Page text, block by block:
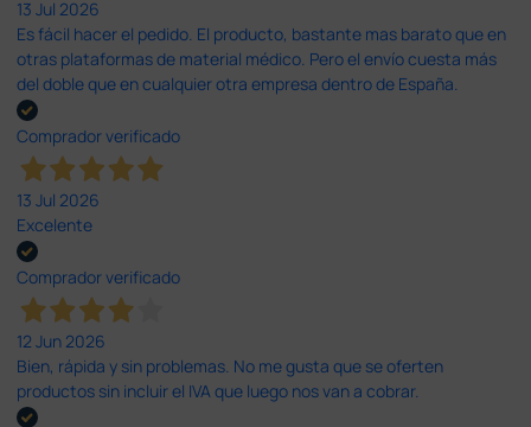
13 Jul 2026
Es fácil hacer el pedido. El producto, bastante mas barato que en
otras plataformas de material médico. Pero el envío cuesta más
del doble que en cualquier otra empresa dentro de España.
Comprador verificado
13 Jul 2026
Excelente
Comprador verificado
12 Jun 2026
Bien, rápida y sin problemas. No me gusta que se oferten
productos sin incluir el IVA que luego nos van a cobrar.